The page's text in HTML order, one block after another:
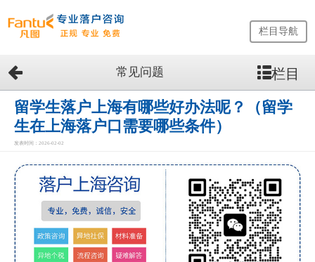
网
站
首
页
留
生
栏目导航
常见问题 栏目
留学生落户上海有哪些好办法呢？（留学
生在上海落户口需要哪些条件）
发表时间：2026-02-02